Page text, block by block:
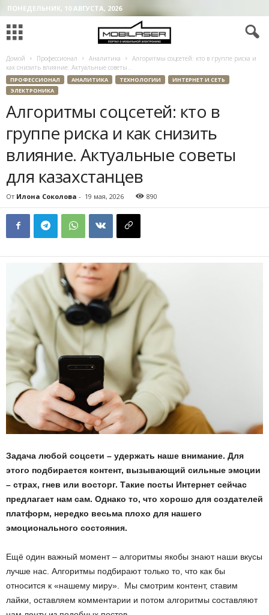
ПОНЕДЕЛЬНИК, 10 АВГУСТА, 2026
Домой Профессионал Аналитика
Алгоритмы соцсетей: кто в группе риска и
как снизить влияние. Актуальные советы...
ПРОФЕССИОНАЛ АНАЛИТИКА ТЕХНОЛОГИИ
ИНТЕРНЕТ И СЕТЬ
ЭЛЕКТРОНИКА
Алгоритмы соцсетей: кто в
группе риска и как снизить
влияние. Актуальные советы
для казахстанцев
От Илона Соколова - 19 мая, 2026 890
Задача любой соцсети – удержать наше внимание. Для
этого подбирается контент, вызывающий сильные эмоции
– страх, гнев или восторг. Такие посты Интернет сейчас
предлагает нам сам. Однако то, что хорошо для создателей
платформ, нередко весьма плохо для нашего
эмоционального состояния.
Ещё один важный момент – алгоритмы якобы знают наши вкусы
лучше нас. Алгоритмы подбирают только то, что как бы
относится к «нашему миру». Мы смотрим контент, ставим
лайки, оставляем комментарии и потом алгоритмы составляют